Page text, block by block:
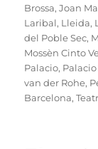
Brossa,Joan
Laribal, Lleida,
del Poble Sec,
Mossèn Cinto
Palacio,
van der Rohe,
Barcelona,